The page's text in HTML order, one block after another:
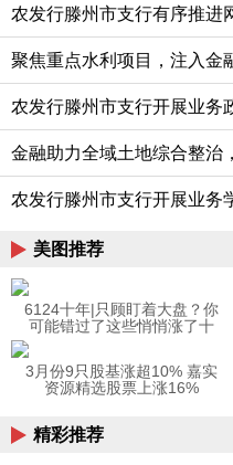
农发行滕州市支行有序推进
聚焦重点水利项目，注入金
农发行滕州市支行开展业务
金融助力全域土地综合整治
农发行滕州市支行开展业务
美图推荐
6124十年|只顾盯着大盘？你
可能错过了这些悄悄涨了十
3月份9只股基涨超10% 嘉实
资源精选股票上涨16%
精彩推荐